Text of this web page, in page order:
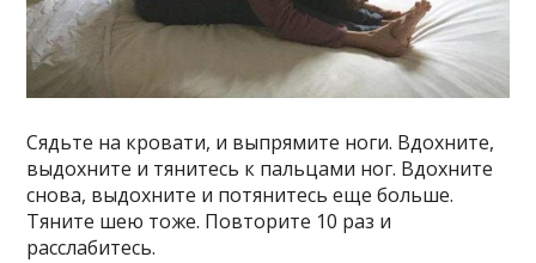
Сядьте на кровати, и выпрямите ноги. Вдохните,
выдохните и тянитесь к пальцами ног. Вдохните
снова, выдохните и потянитесь еще больше.
Тяните шею тоже. Повторите 10 раз и
расслабитесь.